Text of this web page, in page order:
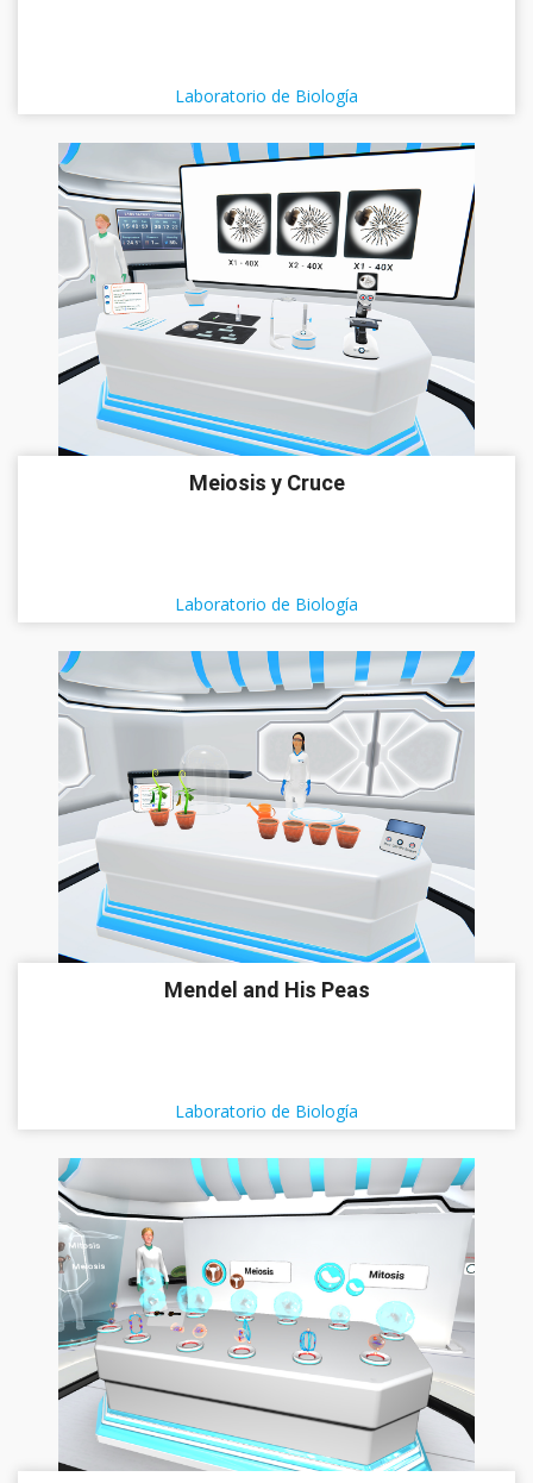
Laboratorio de Biología
Meiosis y Cruce
Laboratorio de Biología
Mendel and His Peas
Laboratorio de Biología